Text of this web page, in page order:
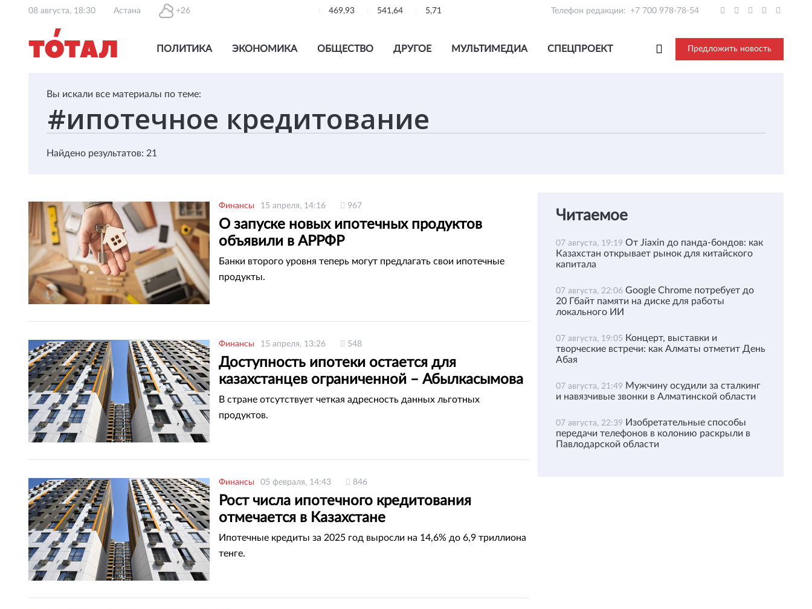
08 августа, 18:30 Астана +26 469,93 541,64 5,71 Телефон редакции: +7 700 978-78-54
ПОЛИТИКА ЭКОНОМИКА ОБЩЕСТВО ДРУГОЕ МУЛЬТИМЕДИА СПЕЦПРОЕКТ Предложить новость
Вы искали все материалы по теме:
Найдено результатов: 21
Финансы 15 апреля, 14:16 967
О запуске новых ипотечных продуктов
объявили в АРРФР
Банки второго уровня теперь могут предлагать свои ипотечные
продукты.
Финансы 15 апреля, 13:26 548
Доступность ипотеки остается для
казахстанцев ограниченной – Абылкасымова
В стране отсутствует четкая адресность данных льготных
продуктов.
Финансы 05 февраля, 14:43 846
Рост числа ипотечного кредитования
отмечается в Казахстане
Ипотечные кредиты за 2025 год выросли на 14,6% до 6,9 триллиона
тенге.
Читаемое
07 августа, 19:19 От Jiaxin до панда-бондов: как
Казахстан открывает рынок для китайского
капитала
07 августа, 22:06 Google Chrome потребует до
20 Гбайт памяти на диске для работы
локального ИИ
07 августа, 19:05 Концерт, выставки и
творческие встречи: как Алматы отметит День
Абая
07 августа, 21:49 Мужчину осудили за сталкинг
и навязчивые звонки в Алматинской области
07 августа, 22:39 Изобретательные способы
передачи телефонов в колонию раскрыли в
Павлодарской области